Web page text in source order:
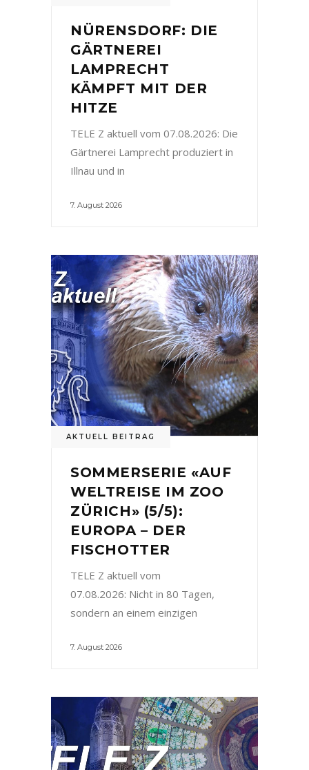
NÜRENSDORF: DIE
GÄRTNEREI
LAMPRECHT
KÄMPFT MIT DER
HITZE
TELE Z aktuell vom 07.08.2026: Die
Gärtnerei Lamprecht produziert in
Illnau und in
7. August 2026
AKTUELL BEITRAG
SOMMERSERIE «AUF
WELTREISE IM ZOO
ZÜRICH» (5/5):
EUROPA – DER
FISCHOTTER
TELE Z aktuell vom
07.08.2026: Nicht in 80 Tagen,
sondern an einem einzigen
7. August 2026